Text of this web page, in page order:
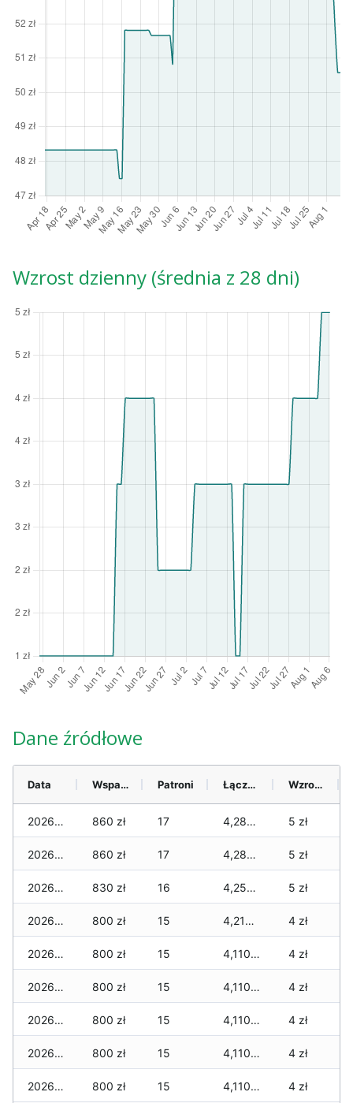
Wzrost dzienny (średnia z 28 dni)
Dane źródłowe
Data Wsparcie Patroni Łącznie Wzrost (28 dni)
2026-08-06 860 zł 17 4,280 zł 5 zł
2026-08-05 860 zł 17 4,280 zł 5 zł
2026-08-04 830 zł 16 4,250 zł 5 zł
2026-08-03 800 zł 15 4,210 zł 4 zł
2026-08-02 800 zł 15 4,110 zł 4 zł
2026-08-01 800 zł 15 4,110 zł 4 zł
2026-07-31 800 zł 15 4,110 zł 4 zł
2026-07-29 800 zł 15 4,110 zł 4 zł
2026-07-28 800 zł 15 4,110 zł 4 zł